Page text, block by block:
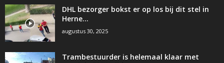
DHL bezorger bokst er op los bij dit stel in
Herne…
augustus 30, 2025
Trambestuurder is helemaal klaar met